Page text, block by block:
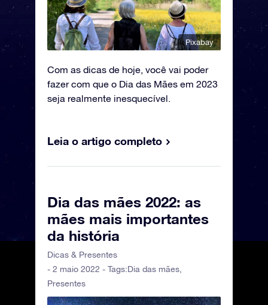
Pixabay
Com as dicas de hoje, você vai poder
fazer com que o Dia das Mães em 2023
seja realmente inesquecível.
Leia o artigo completo
Dia das mães 2022: as
mães mais importantes
da história
Dicas & Presentes
- 2 maio 2022 - Tags:Dia das mães,
Presentes